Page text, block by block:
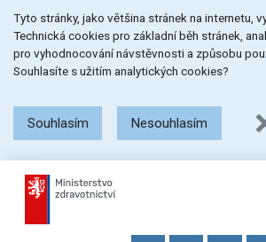
na
menu
na
obsah
na
patičku
stránky
Tyto stránky, jako většina stránek na internetu,
Technická cookies pro základní běh stránek,
pro vyhodnocování návstěvnosti a způsobu
Souhlasíte s užitím analytických cookies?
Souhlasím Nesouhlasím